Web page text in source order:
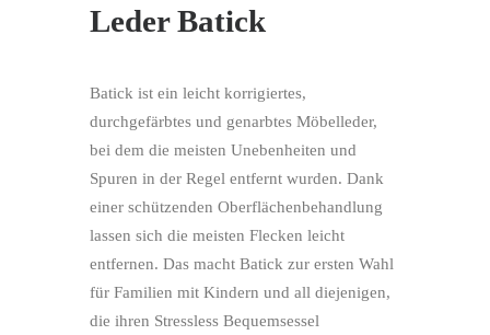
Leder Batick
Batick ist ein leicht korrigiertes,
durchgefärbtes und genarbtes Möbelleder,
bei dem die meisten Unebenheiten und
Spuren in der Regel entfernt wurden. Dank
einer schützenden Oberflächenbehandlung
lassen sich die meisten Flecken leicht
entfernen. Das macht Batick zur ersten Wahl
für Familien mit Kindern und all diejenigen,
die ihren Stressless Bequemsessel